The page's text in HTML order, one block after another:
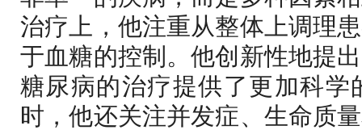
治疗上，他注重从整体上调理
于血糖的控制。他创新性地提
糖尿病的治疗提供了更加科学
时，他还关注并发症、生命质